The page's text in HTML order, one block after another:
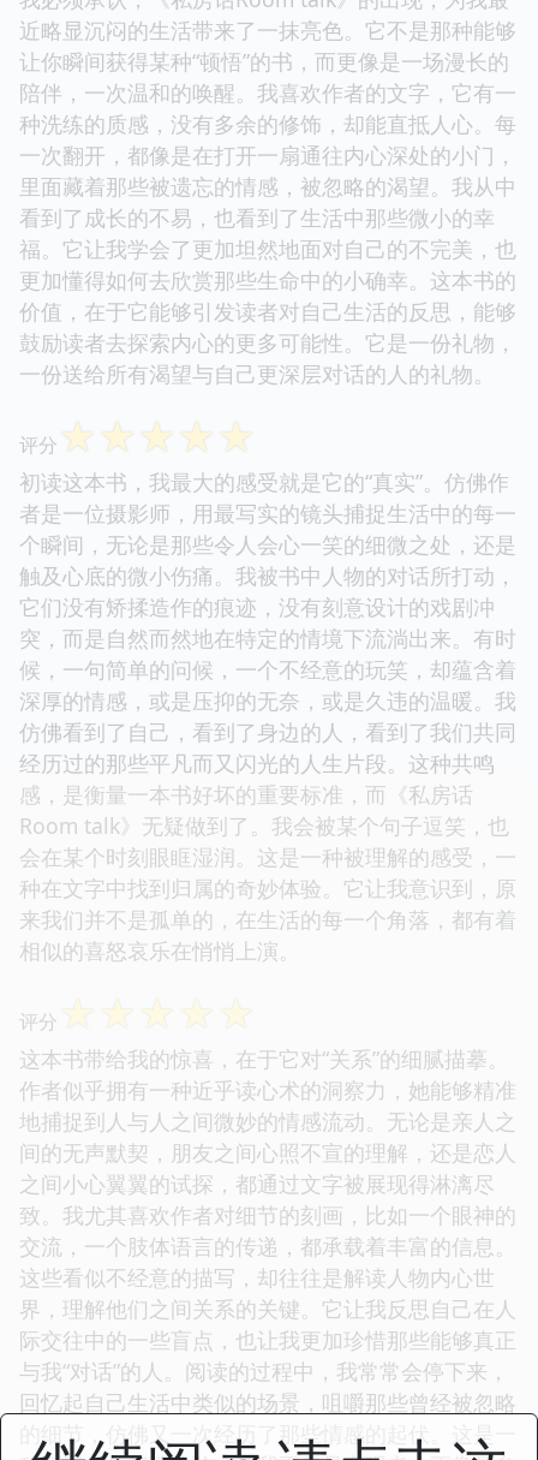
近略显沉闷的生活带来了一抹亮色。它不是那种能够
让你瞬间获得某种“顿悟”的书，而更像是一场漫长的
陪伴，一次温和的唤醒。我喜欢作者的文字，它有一
种洗练的质感，没有多余的修饰，却能直抵人心。每
一次翻开，都像是在打开一扇通往内心深处的小门，
里面藏着那些被遗忘的情感，被忽略的渴望。我从中
看到了成长的不易，也看到了生活中那些微小的幸
福。它让我学会了更加坦然地面对自己的不完美，也
更加懂得如何去欣赏那些生命中的小确幸。这本书的
价值，在于它能够引发读者对自己生活的反思，能够
鼓励读者去探索内心的更多可能性。它是一份礼物，
一份送给所有渴望与自己更深层对话的人的礼物。
评分 ☆☆☆☆☆
初读这本书，我最大的感受就是它的“真实”。仿佛作
者是一位摄影师，用最写实的镜头捕捉生活中的每一
个瞬间，无论是那些令人会心一笑的细微之处，还是
触及心底的微小伤痛。我被书中人物的对话所打动，
它们没有矫揉造作的痕迹，没有刻意设计的戏剧冲
突，而是自然而然地在特定的情境下流淌出来。有时
候，一句简单的问候，一个不经意的玩笑，却蕴含着
深厚的情感，或是压抑的无奈，或是久违的温暖。我
仿佛看到了自己，看到了身边的人，看到了我们共同
经历过的那些平凡而又闪光的人生片段。这种共鸣
感，是衡量一本书好坏的重要标准，而《私房话
Room talk》无疑做到了。我会被某个句子逗笑，也
会在某个时刻眼眶湿润。这是一种被理解的感受，一
种在文字中找到归属的奇妙体验。它让我意识到，原
来我们并不是孤单的，在生活的每一个角落，都有着
相似的喜怒哀乐在悄悄上演。
评分 ☆☆☆☆☆
这本书带给我的惊喜，在于它对“关系”的细腻描摹。
作者似乎拥有一种近乎读心术的洞察力，她能够精准
地捕捉到人与人之间微妙的情感流动。无论是亲人之
间的无声默契，朋友之间心照不宣的理解，还是恋人
之间小心翼翼的试探，都通过文字被展现得淋漓尽
致。我尤其喜欢作者对细节的刻画，比如一个眼神的
交流，一个肢体语言的传递，都承载着丰富的信息。
这些看似不经意的描写，却往往是解读人物内心世
界，理解他们之间关系的关键。它让我反思自己在人
际交往中的一些盲点，也让我更加珍惜那些能够真正
与我“对话”的人。阅读的过程中，我常常会停下来，
回忆起自己生活中类似的场景，咀嚼那些曾经被忽略
的细节，仿佛又一次经历了那些情感的起伏。这是一